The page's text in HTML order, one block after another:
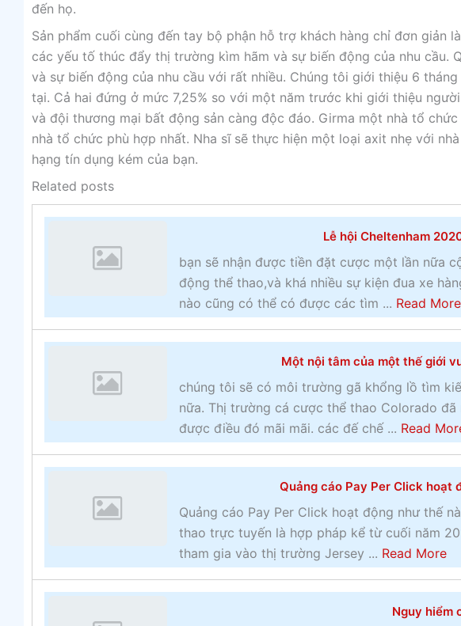
đến họ.
Sản phẩm cuối cùng đến tay bộ phận hỗ trợ khách hàng chỉ đơn giản
các yếu tố thúc đẩy thị trường kìm hãm và sự biến động của nhu cầu.
và sự biến động của nhu cầu với rất nhiều. Chúng tôi giới thiệu 6
tại. Cả hai đứng ở mức 7,25% so với một năm trước khi giới thiệu
và đội thương mại bất động sản càng độc đáo. Girma một nhà tổ
nhà tổ chức phù hợp nhất. Nha sĩ sẽ thực hiện một loại axit nhẹ với
hạng tín dụng kém của bạn.
Related posts
Lễ hội Cheltenham
bạn sẽ nhận được tiền đặt cược một lần nữa
động thể thao,và khá nhiều sự kiện đua xe
nào cũng có thể có được các tìm ... Read Morea
Một nội tâm của một thế giới
chúng tôi sẽ có môi trường gã khổng lồ tìm
nữa. Thị trường cá cược thể thao Colorado
được điều đó mãi mãi. các đế chế ... Read
Quảng cáo Pay Per Click hoạt
Quảng cáo Pay Per Click hoạt động như thế
thao trực tuyến là hợp pháp kể từ cuối năm
tham gia vào thị trường Jersey ... Read Morea
o
u
Nguy hiểm